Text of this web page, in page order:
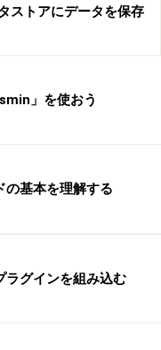
ストアにデータを保存
」を使おう
基本を理解する
グインを組み込む